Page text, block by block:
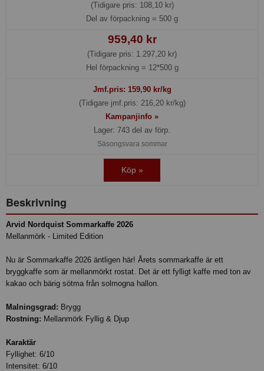
(Tidigare pris: 108,10 kr)
Del av förpackning = 500 g
959,40 kr
(Tidigare pris: 1.297,20 kr)
Hel förpackning = 12*500 g
Jmf.pris: 159,90kr/kg
(Tidigare jmf.pris: 216,20 kr/kg)
Kampanjinfo »
Lager: 743 del av förp.
Säsongsvara sommar
Köp »
Beskrivning
Arvid Nordquist Sommarkaffe 2026
Mellanmörk - Limited Edition
Nu är Sommarkaffe 2026 äntligen här! Årets sommarkaffe är ett
bryggkaffe som är mellanmörkt rostat. Det är ett fylligt kaffe med ton av
kakao och bärig sötma från solmogna hallon.
Malningsgrad: Brygg
Rostning: Mellanmörk Fyllig & Djup
Karaktär
Fyllighet: 6/10
Intensitet: 6/10